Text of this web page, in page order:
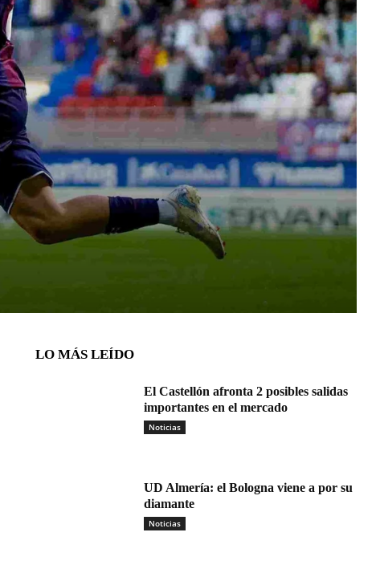
LO MÁS LEÍDO
El Castellón afronta 2 posibles salidas
importantes en el mercado
Noticias
UD Almería: el Bologna viene a por su
diamante
Noticias